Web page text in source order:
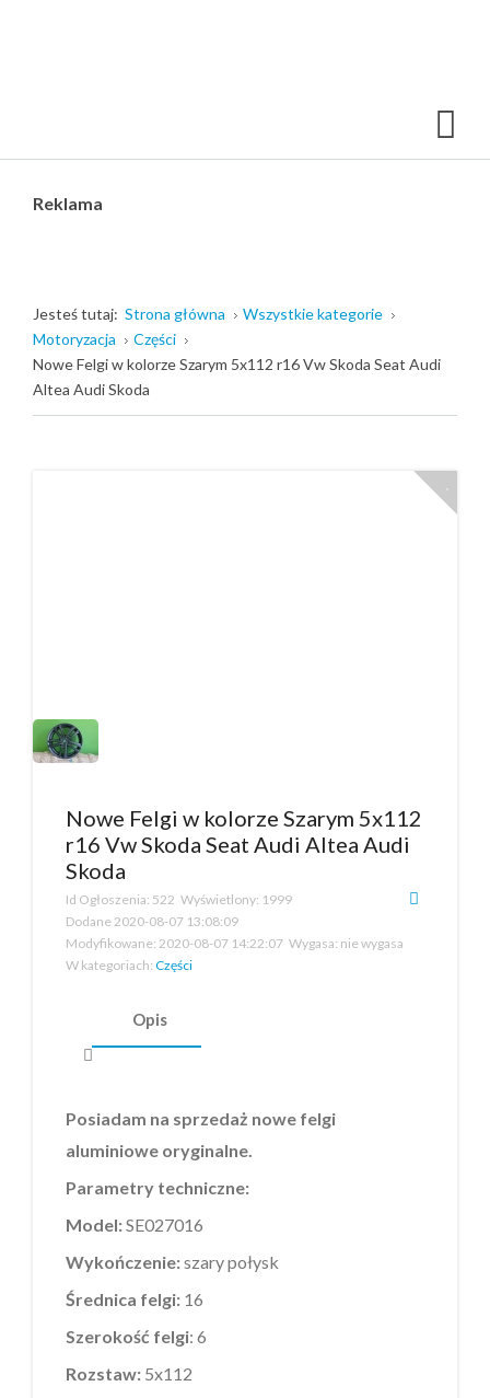
Reklama
Jesteś tutaj: Strona główna
Wszystkie kategorie
Motoryzacja
Części
Nowe Felgi w kolorze Szarym 5x112 r16 Vw Skoda Seat Audi
Altea Audi Skoda
Nowe Felgi w kolorze Szarym 5x112
r16 Vw Skoda Seat Audi Altea Audi
Skoda
Id Ogłoszenia: 522 Wyświetlony: 1999
Dodane 2020-08-07 13:08:09
Modyfikowane: 2020-08-07 14:22:07 Wygasa: nie wygasa
W kategoriach: Części
Opis
Posiadam na sprzedaż nowe felgi
aluminiowe oryginalne.
Parametry techniczne:
Model:SE027016
Wykończenie:szary połysk
Średnica felgi: 16
Szerokość felgi: 6
Rozstaw: 5x112